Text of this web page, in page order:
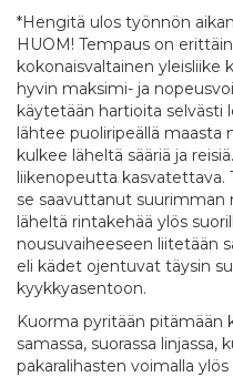
*Hengitä ulos työnnön
HUOM! Tempaus on
kokonaisvaltainen yleisliike
hyvin maksimi- ja
käytetään hartioita
lähtee puoliripeällä maasta
kulkee läheltä sääriä ja
liikenopeutta kasvatettava.
se saavuttanut suurimman
läheltä rintakehää ylös
nousuvaiheeseen liitetään
eli kädet ojentuvat täysin
kyykkyasentoon.
Kuorma pyritään pitämään
samassa, suorassa linjassa,
pakaralihasten voimalla